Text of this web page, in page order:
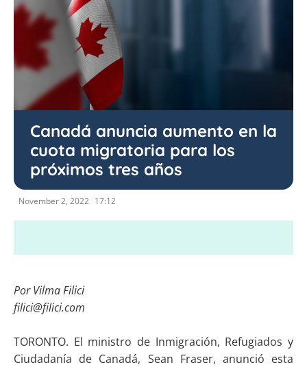
Canadá anuncia aumento en la
cuota migratoria para los
próximos tres años
November 2, 2022 17:12
Por Vilma Filici
filici@filici.com
TORONTO. El ministro de Inmigración, Refugiados y
Ciudadanía de Canadá, Sean Fraser, anunció esta